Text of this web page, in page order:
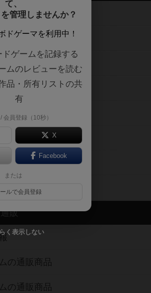
て、
管理しませんか？
ドゲーマを利用中！
ドゲームを記録する
ムのレビューを読む
品・所有リストの共
有
会員登録（10秒）
X
Facebook
または
ルで会員登録
く表示しない
索する
着レビュー
報
ス
覧
コラム
案内
販
の通販商品
の通販商品